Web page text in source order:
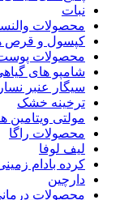
نبات
محصولات
کپسول و قرص
محصولات
شامپو های
سیگار عنبر نسارا
ترخینه خشک
مولتی ویتامین
محصولات راگا
لیف لوفا
کرده بادام
دارچین
محصولات